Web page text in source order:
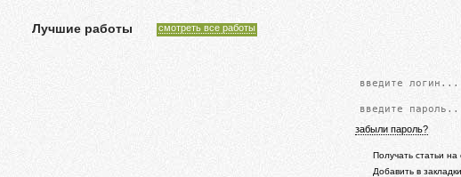
Лучшие работы смотреть все работы
забыли пароль?
Получать статьи на
Добавить в закладки